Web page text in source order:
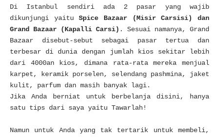
Di Istanbul sendiri ada 2 pasar yang wajib
dikunjungi yaituSpice Bazaar (Misir Carsisi) dan
Grand Bazaar (Kapalli Carsi) . Sesuai namanya, Grand
Bazaar disebut-sebut sebagai pasar tertua dan
terbesar di dunia dengan jumlah kios sekitar lebih
dari 4000an kios, dimana rata-rata mereka menjual
karpet, keramik porselen, selendang pashmina, jaket
kulit, parfum dan masih banyak lagi.
Jika Anda berniat untuk berbelanja disini, hanya
satu tips dari saya yaitu Tawarlah!
Namun untuk Anda yang tak tertarik untuk membeli,